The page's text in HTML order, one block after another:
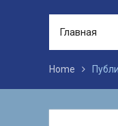
Главная
Home